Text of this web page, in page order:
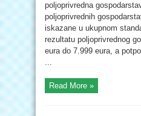
poljoprivredna
poljoprivrednih
iskazane u ukupnom
rezultatu poljoprivrednog
eura do 7.999 eura, a
...
Read More »